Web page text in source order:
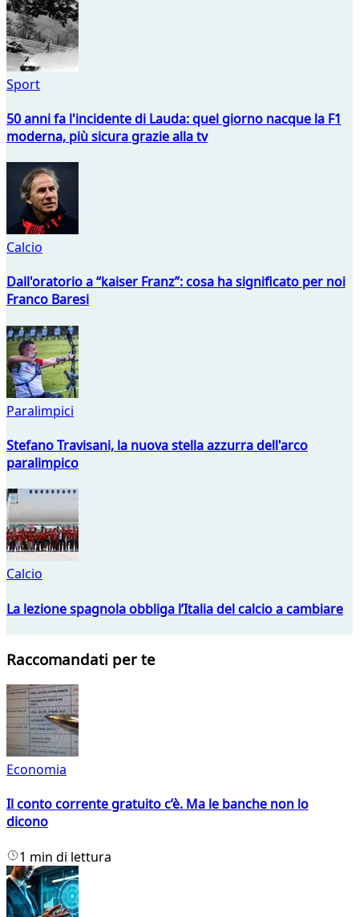
Sport
50 anni fa l'incidente di Lauda: quel giorno nacque la F1
moderna, più sicura grazie alla tv
Calcio
Dall'oratorio a “kaiser Franz”: cosa ha significato per noi
Franco Baresi
Paralimpici
Stefano Travisani, la nuova stella azzurra dell'arco
paralimpico
Calcio
La lezione spagnola obbliga l’Italia del calcio a cambiare
Raccomandati per te
Economia
Il conto corrente gratuito c’è. Ma le banche non lo
dicono
1 min di lettura